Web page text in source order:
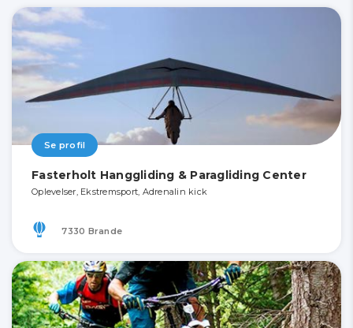
Se profil
Fasterholt Hanggliding & Paragliding Center
Oplevelser, Ekstremsport, Adrenalin kick
7330 Brande